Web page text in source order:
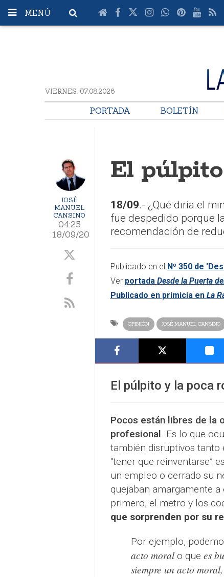
MENÚ
VIERNES. 07.08.2026
PORTADA BOLETÍN
JOSÉ
MANUEL
CANSINO
04:25
18/09/20
El
18/09.- ¿Qué diría el
fue despedido porque
recomendación de
Publicado en el Nº 350 de
Ver portada Desde la Puerta
Publicado en primicia en La
OPINIÓN JOSÉ MANUEL CANSINO
El púlpito y la poca
Pocos están libres de la
profesional. Es lo que
también disruptivos tanto
“tener que reinventarse”
un empleo o cerrado su
quejaban amargamente
primero, el metro y los
que sorprenden por su
Por ejemplo,
acto moralo que es
siempre un acto